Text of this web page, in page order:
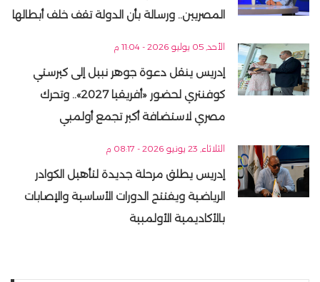
المصريين.. ورسالة بأن الدولة تقف خلف أبطالها
الأحد, 05 يوليو 2026 - 11:04 م
إدريس ينقل دعوة جوهر نبيل إلى كيرستي
كوفنتري لحضور «أفريقيا 2027».. وتحرك
مصري لاستضافة أكبر تجمع أولمبي
الثلاثاء, 23 يونيو 2026 - 08:17 م
إدريس يطلق مرحلة جديدة لتأهيل الكوادر
الرياضية ويفتتح الدورات الأساسية والإصابات
بالأكاديمية الأولمبية